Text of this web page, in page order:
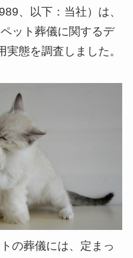
、以下：当社）は、
ット葬儀に関するデ
態を調査しました。
の葬儀には、定まっ